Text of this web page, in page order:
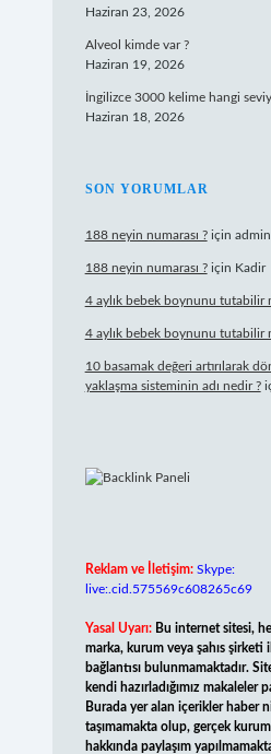
Haziran 23, 2026
Alveol kimde var ?
Haziran 19, 2026
İngilizce 3000 kelime hangi
Haziran 18, 2026
SON YORUMLAR
188 neyin numarası ?için admin
188 neyin numarası ?için Kadir
4 aylık bebek boynunu tutabilir
4 aylık bebek boynunu tutabilir
10 basamak değeri artırılarak
yaklaşma sisteminin adı nedir ?
Reklam ve İletişim: Skype:
live:.cid.575569c608265c69
Yasal Uyarı: Bu internet sitesi,
marka, kurum veya şahıs şirketi
bağlantısı bulunmamaktadır.
kendi hazırladığımız makaleler
Burada yer alan içerikler haber
taşımamakta olup, gerçek
hakkında paylaşım